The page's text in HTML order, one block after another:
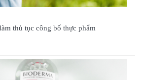
thủ tục công bố thực phẩm